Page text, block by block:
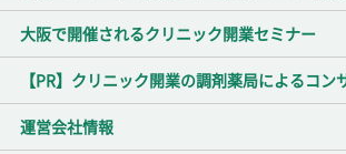
大阪で開催されるクリニック開業セミナー
【PR】クリニック開業の調剤薬局によるコン
運営会社情報